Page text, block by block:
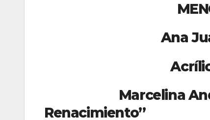
MENCIONES
Ana Juan
Acrílico 100 X
Marcelina
Renacimiento”